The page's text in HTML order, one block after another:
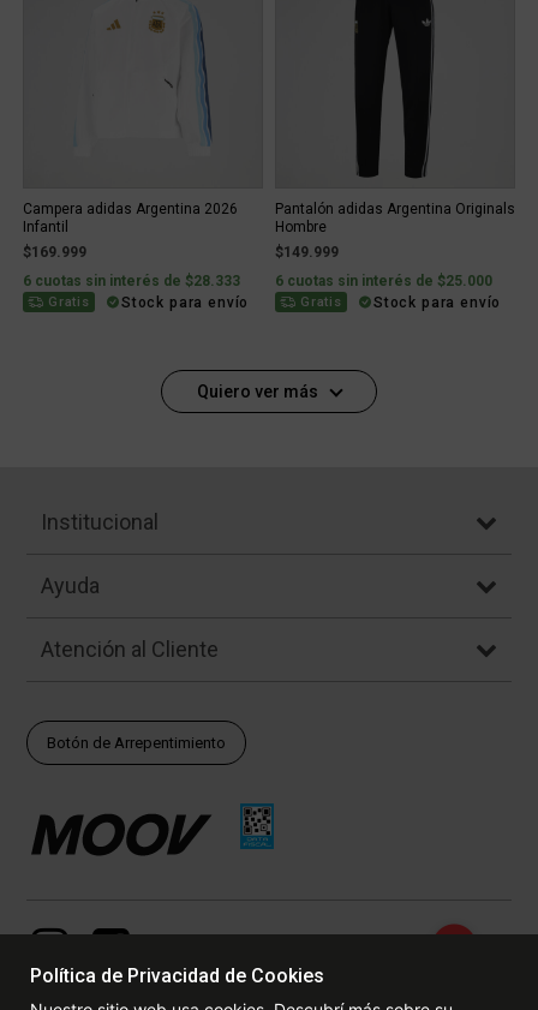
Campera adidas Argentina 2026
Infantil
$169.999
6 cuotas sin interés de $28.333
Gratis Stock para envío
Pantalón adidas Argentina Originals
Hombre
$149.999
6 cuotas sin interés de $25.000
Gratis Stock para envío
Quiero ver más
Institucional
Ayuda
Atención al Cliente
Botón de Arrepentimiento
Política de Privacidad de Cookies